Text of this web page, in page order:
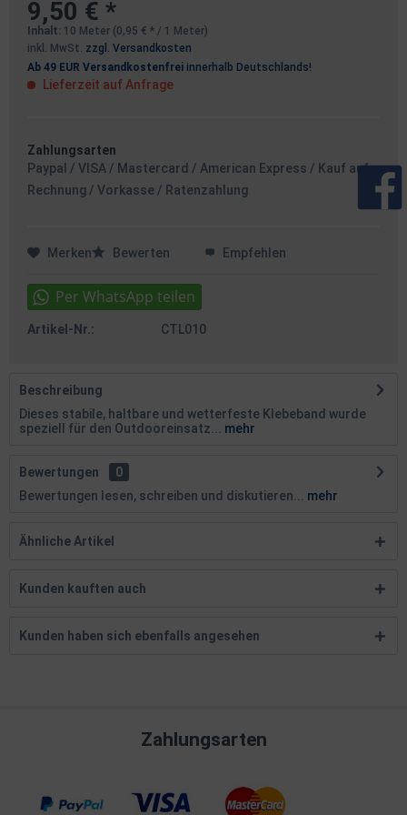
9,50 € *
Inhalt: 10 Meter (0,95 € * / 1 Meter)
inkl. MwSt. zzgl. Versandkosten
Ab 49 EUR Versandkostenfrei innerhalb Deutschlands!
Lieferzeit auf Anfrage
Zahlungsarten
Paypal / VISA / Mastercard / American Express / Kauf auf
Rechnung / Vorkasse / Ratenzahlung
Merken Bewerten Empfehlen
Artikel-Nr.: CTL010
Beschreibung
Dieses stabile, haltbare und wetterfeste Klebeband wurde
speziell für den Outdooreinsatz...
mehr
Bewertungen
0
Bewertungen lesen, schreiben und diskutieren...
mehr
Ähnliche Artikel
Kunden kauften auch
Kunden haben sich ebenfalls angesehen
Zahlungsarten